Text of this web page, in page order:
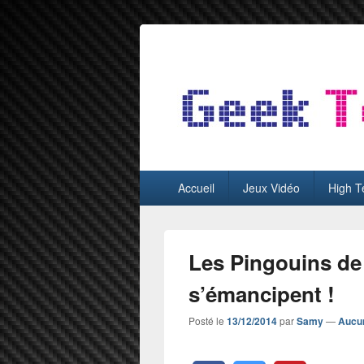
GeekTest
principalAccueil Jeux Vidéo High
Les Pingouins
s’émancipent !
Posté le 13/12/2014parSamy—